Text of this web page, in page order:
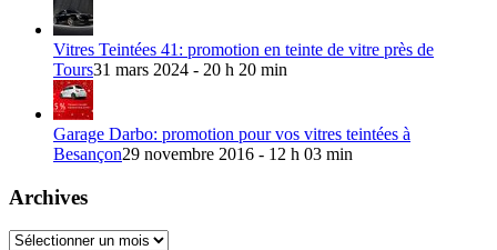
Vitres Teintées 41: promotion en teinte de vitre près de
Tours31 mars 2024 - 20 h 20 min
Garage Darbo: promotion pour vos vitres teintées à
Besançon29 novembre 2016 - 12 h 03 min
Archives
Archives